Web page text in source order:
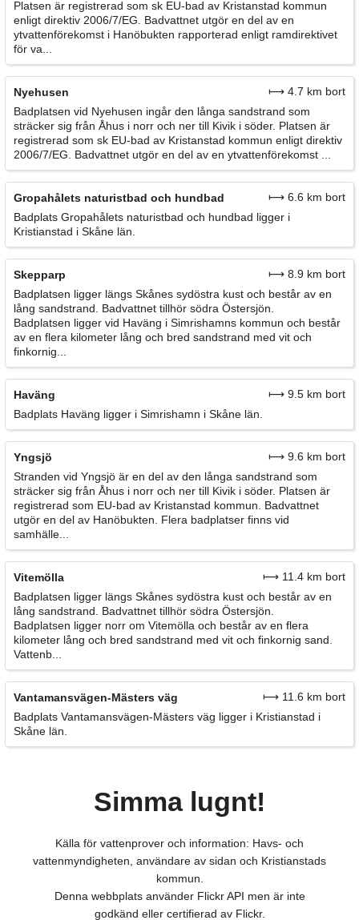
Platsen är registrerad som sk EU-bad av Kristanstad kommun
enligt direktiv 2006/7/EG. Badvattnet utgör en del av en
ytvattenförekomst i Hanöbukten rapporterad enligt ramdirektivet
för va...
Nyehusen
⟼ 4.7 km bort
Badplatsen vid Nyehusen ingår den långa sandstrand som
sträcker sig från Åhus i norr och ner till Kivik i söder. Platsen är
registrerad som sk EU-bad av Kristanstad kommun enligt direktiv
2006/7/EG. Badvattnet utgör en del av en ytvattenförekomst ...
Gropahålets naturistbad och hundbad
⟼ 6.6 km bort
Badplats Gropahålets naturistbad och hundbad ligger i
Kristianstad i Skåne län.
Skepparp
⟼ 8.9 km bort
Badplatsen ligger längs Skånes sydöstra kust och består av en
lång sandstrand. Badvattnet tillhör södra Östersjön.
Badplatsen ligger vid Haväng i Simrishamns kommun och består
av en flera kilometer lång och bred sandstrand med vit och
finkornig...
Haväng
⟼ 9.5 km bort
Badplats Haväng ligger i Simrishamn i Skåne län.
Yngsjö
⟼ 9.6 km bort
Stranden vid Yngsjö är en del av den långa sandstrand som
sträcker sig från Åhus i norr och ner till Kivik i söder. Platsen är
registrerad som EU-bad av Kristanstad kommun. Badvattnet
utgör en del av Hanöbukten. Flera badplatser finns vid
samhälle...
Vitemölla
⟼ 11.4 km bort
Badplatsen ligger längs Skånes sydöstra kust och består av en
lång sandstrand. Badvattnet tillhör södra Östersjön.
Badplatsen ligger norr om Vitemölla och består av en flera
kilometer lång och bred sandstrand med vit och finkornig sand.
Vattenb...
Vantamansvägen-Mästers väg
⟼ 11.6 km bort
Badplats Vantamansvägen-Mästers väg ligger i Kristianstad i
Skåne län.
Simma lugnt!
Källa för vattenprover och information: Havs- och
vattenmyndigheten, användare av sidan och Kristianstads
kommun.
Denna webbplats använder Flickr API men är inte
godkänd eller certifierad av Flickr.